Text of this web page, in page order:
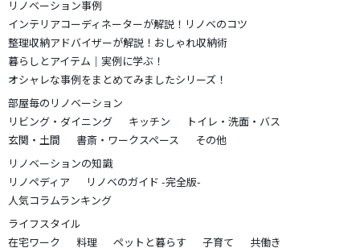
リノベーション事例
インテリアコーディネーターが解説！リノベのコツ
整理収納アドバイザーが解説！おしゃれ収納術
暮らしとアイテム｜実例に学ぶ！
オシャレな事例をまとめてみましたシリーズ！
部屋毎のリノベーション
リビング・ダイニング
キッチン
トイレ・洗面・バス
玄関・土間
書斎・ワークスペース
その他
リノベーションの知識
リノペディア
リノベのガイド -完全版-
人気コラムランキング
ライフスタイル
在宅ワーク
料理 ペットと暮らす 子育て
共働き